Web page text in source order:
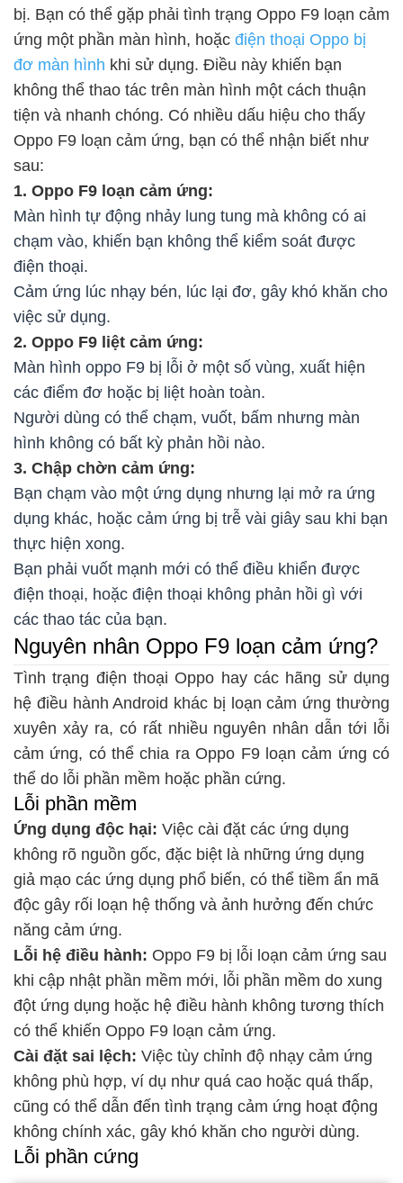
bị. Bạn có thể gặp phải tình trạng Oppo F9 loạn cảm
ứng một phần màn hình, hoặc điện thoại Oppo bị
đơ màn hình khi sử dụng. Điều này khiến bạn
không thể thao tác trên màn hình một cách thuận
tiện và nhanh chóng. Có nhiều dấu hiệu cho thấy
Oppo F9 loạn cảm ứng, bạn có thể nhận biết như
sau:
1. Oppo F9 loạn cảm ứng:
Màn hình tự động nhảy lung tung mà không có ai
chạm vào, khiến bạn không thể kiểm soát được
điện thoại.
Cảm ứng lúc nhạy bén, lúc lại đơ, gây khó khăn cho
việc sử dụng.
2. Oppo F9 liệt cảm ứng:
Màn hình oppo F9 bị lỗi ở một số vùng, xuất hiện
các điểm đơ hoặc bị liệt hoàn toàn.
Người dùng có thể chạm, vuốt, bấm nhưng màn
hình không có bất kỳ phản hồi nào.
3. Chập chờn cảm ứng:
Bạn chạm vào một ứng dụng nhưng lại mở ra ứng
dụng khác, hoặc cảm ứng bị trễ vài giây sau khi bạn
thực hiện xong.
Bạn phải vuốt mạnh mới có thể điều khiển được
điện thoại, hoặc điện thoại không phản hồi gì với
các thao tác của bạn.
Nguyên nhân Oppo F9 loạn cảm ứng?
Tình trạng điện thoại Oppo hay các hãng sử dụng
hệ điều hành Android khác bị loạn cảm ứng thường
xuyên xảy ra, có rất nhiều nguyên nhân dẫn tới lỗi
cảm ứng, có thể chia ra Oppo F9 loạn cảm ứng có
thể do lỗi phần mềm hoặc phần cứng.
Lỗi phần mềm
Ứng dụng độc hại: Việc cài đặt các ứng dụng
không rõ nguồn gốc, đặc biệt là những ứng dụng
giả mạo các ứng dụng phổ biến, có thể tiềm ẩn mã
độc gây rối loạn hệ thống và ảnh hưởng đến chức
năng cảm ứng.
Lỗi hệ điều hành: Oppo F9 bị lỗi loạn cảm ứng sau
khi cập nhật phần mềm mới, lỗi phần mềm do xung
đột ứng dụng hoặc hệ điều hành không tương thích
có thể khiến Oppo F9 loạn cảm ứng.
Cài đặt sai lệch: Việc tùy chỉnh độ nhạy cảm ứng
không phù hợp, ví dụ như quá cao hoặc quá thấp,
cũng có thể dẫn đến tình trạng cảm ứng hoạt động
không chính xác, gây khó khăn cho người dùng.
Lỗi phần cứng